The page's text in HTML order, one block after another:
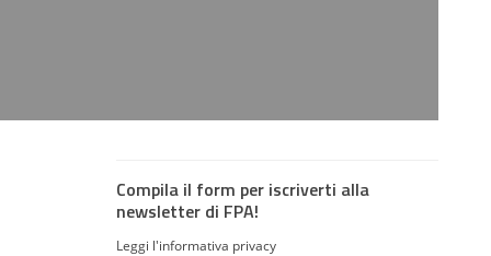
Compila il form per iscriverti alla
newsletter di FPA!
Leggi l'informativa privacy